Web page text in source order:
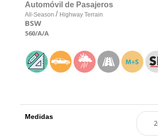
Automóvil de Pasajeros
All-Season / Highway Terrain
BSW
560/A/A
Medidas